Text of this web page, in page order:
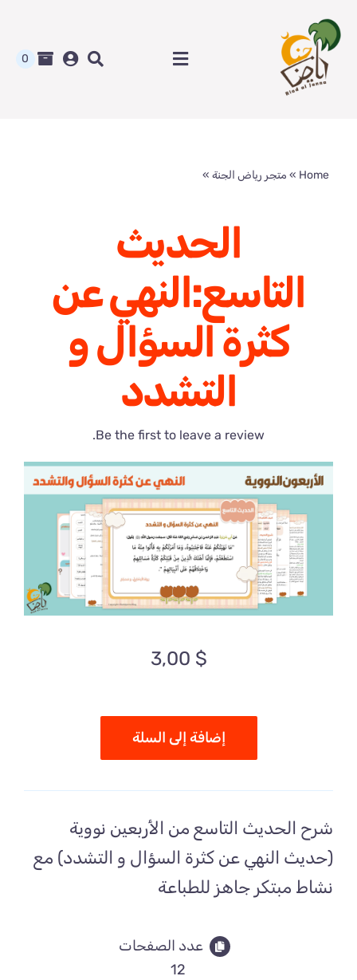
content
Toggle
من نحن
اتصل بنا
0
Home
» متجر رياض الجنة »
الحديث
التاسع:النهي عن
كثرة السؤال و
التشدد
Be the first to leave a review.
3,00 $
إضافة إلى السلة
شرح الحديث التاسع من الأربعين نووية
(حديث النهي عن كثرة السؤال و التشدد) مع
نشاط مبتكر جاهز للطباعة
عدد الصفحات
12